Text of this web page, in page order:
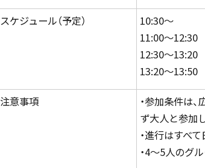
スケジュール（予定）
10:30～
11:00～12:30
12:30～
13:20～
注意事項
・参加条件は
ず大人と参加
・進行はすべ
・4～5人のグ